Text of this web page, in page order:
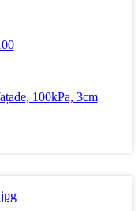
100kPa, 3cm